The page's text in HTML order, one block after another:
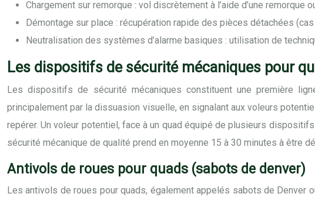
Chargement sur remorque : vol discrètement à l’aide d’une remorque
Démontage sur place : récupération rapide des pièces détachées
Neutralisation des systèmes d’alarme basiques : utilisation de
Les dispositifs de sécurité mécaniques pour
Les dispositifs de sécurité mécaniques constituent une première
principalement par la dissuasion visuelle, en signalant aux voleurs
repérer. Un voleur potentiel, face à un quad équipé de plusieurs
sécurité mécanique de qualité prend en moyenne 15 à 30 minutes à être
Antivols de roues pour quads (sabots de denver)
Les antivols de roues pour quads, également appelés sabots de Denver